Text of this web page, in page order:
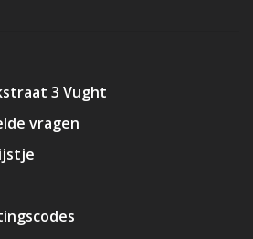
3 Vught
vragen